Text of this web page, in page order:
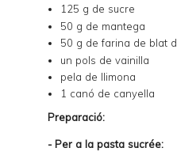
125 g de sucre
50 g de mantega
50 g de farina de blat
un pols de vainilla
pela de llimona
1 canó de canyella
Preparació:
- Per a la pasta sucrée: